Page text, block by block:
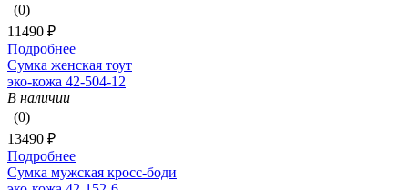
(0)
11490 ₽
Подробнее
Сумка женская тоут
эко-кожа 42-504-12
В наличии
(0)
13490 ₽
Подробнее
Сумка мужская кросс-боди